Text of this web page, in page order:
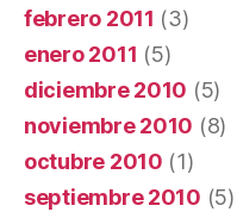
febrero 2011 (3)
enero 2011 (5)
diciembre 2010 (5)
noviembre 2010 (8)
octubre 2010 (1)
septiembre 2010 (5)